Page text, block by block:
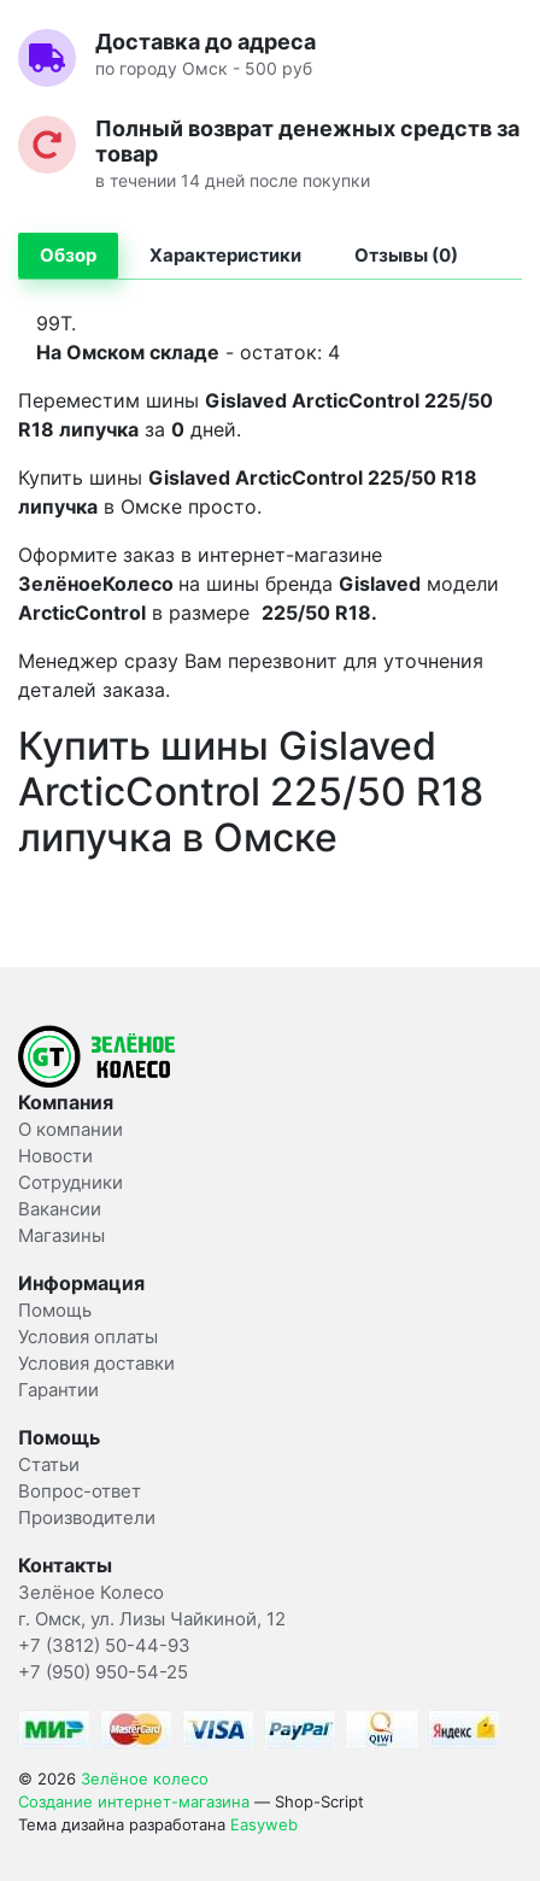
Доставка до адреса
по городу Омск - 500 руб
Полный возврат денежных средств за
товар
в течении 14 дней после покупки
Обзор Характеристики Отзывы (0)
99T.
На Омском складе - остаток: 4
Переместим шины Gislaved ArcticControl 225/50
R18 липучка за 0 дней.
Купить шины Gislaved ArcticControl 225/50 R18
липучка в Омске просто.
Оформите заказ в интернет-магазине
ЗелёноеКолесо на шины бренда Gislaved модели
ArcticControl в размере 225/50 R18.
Менеджер сразу Вам перезвонит для уточнения
деталей заказа.
Купить шины Gislaved
ArcticControl 225/50 R18
липучка в Омске
Компания
О компании
Новости
Сотрудники
Вакансии
Магазины
Информация
Помощь
Условия оплаты
Условия доставки
Гарантии
Помощь
Статьи
Вопрос-ответ
Производители
Контакты
Зелёное Колесо
г. Омск, ул. Лизы Чайкиной, 12
+7 (3812) 50-44-93
+7 (950) 950-54-25
© 2026 Зелёное колесо
Создание интернет-магазина — Shop-Script
Тема дизайна разработана Easyweb